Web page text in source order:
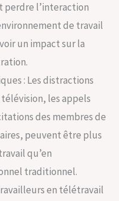
perdre l’interaction
de travail
un impact sur la
: Les distractions
les appels
des membres de
peuvent être plus
qu’en
traditionnel.
en télétravail